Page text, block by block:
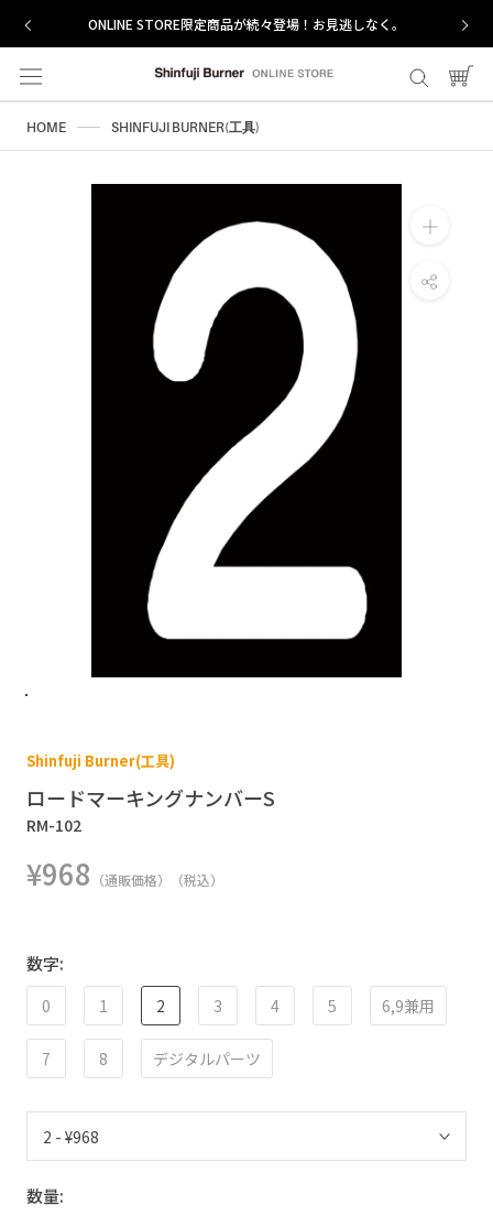
し
コ
ONLINE STORE限定商品が続々登場！お見逃しなく。
HOME SHINFUJI BURNER(工具)
Shinfuji Burner(工具)
ロードマーキングナンバーS
RM-102
¥968 （通販価格）（税込）
数字:
0 1 2 3 4 5 6,9兼用
7 8 デジタルパーツ
数量: